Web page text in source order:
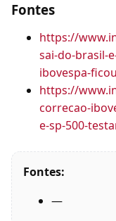
Fontes
https://
sai-do-brasil-
ibovespa-
https://
correcao-
e-sp-500-
Fontes:
—